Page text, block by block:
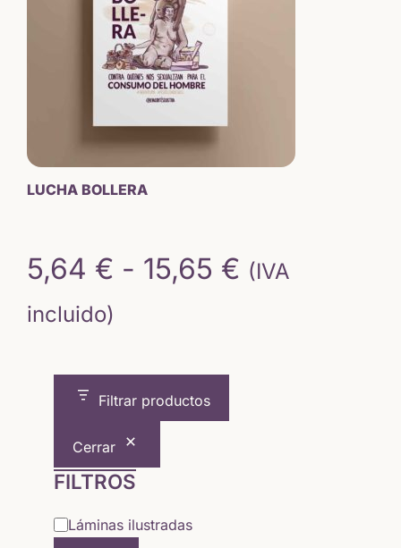
LUCHA BOLLERA
5,64 € - 15,65 € Rango
(IVA
incluido)
Filtrar productos
Cerrar
FILTROS
Categoría
Láminas ilustradas